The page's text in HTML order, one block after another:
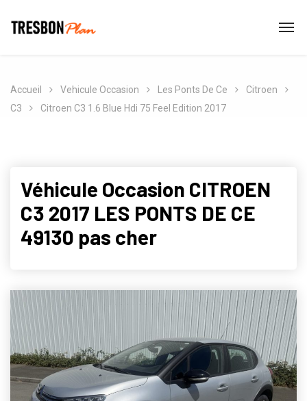
Accueil Vehicule Occasion Les Ponts De Ce
Citroen
C3
Citroen C3 1.6 Blue Hdi 75 Feel Edition 2017
Véhicule Occasion CITROEN
C3 2017 LES PONTS DE CE
49130 pas cher